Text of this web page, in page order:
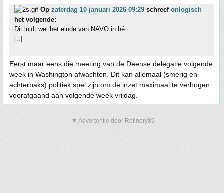
Op zaterdag 10 januari 2026 09:29 schreef onlogisch
het volgende:
Dit luidt wel het einde van NAVO in hé.
[..]
Eerst maar eens die meeting van de Deense delegatie volgende
week in Washington afwachten. Dit kan allemaal (smerig en
achterbaks) politiek spel zijn om de inzet maximaal te verhogen
voorafgaand aan volgende week vrijdag.
▼ Advertentie door Refinery89